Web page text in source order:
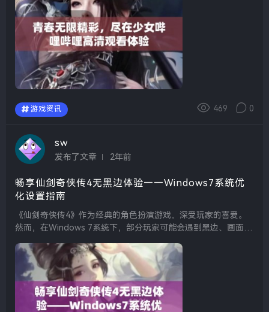
游戏资讯 469 0
sw
发布了文章 2年前
畅享仙剑奇侠传4无黑边体验——Windows7系统优
化设置指南
《仙剑奇侠传4》作为经典的角色扮演游戏，深受玩家的喜爱。
然而，在Windows 7系统下，部分玩家可能会遇到黑边、画面不
游戏过程，本文将为大家提供一些优化设置的建议，帮...